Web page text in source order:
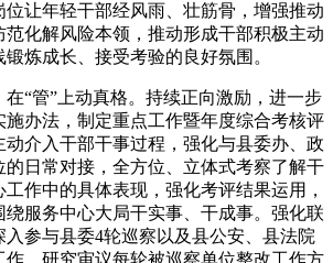
位让年轻干部经风雨、壮筋骨，增强推动
化解风险本领，推动形成干部积极主动
炼成长、接受考验的良好氛围。
在“管”上动真格。持续正向激励，进一步
施办法，制定重点工作暨年度综合考核评
介入干部干事过程，强化与县委办、政
的日常对接，全方位、立体式考察了解干
作中的具体表现，强化考评结果运用，
服务中心大局干实事、干成事。强化联
入参与县委4轮巡察以及县公安、县法院